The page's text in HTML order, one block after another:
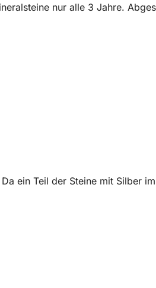
nur alle 3 Jahre.
ein Teil der Steine mit Silber